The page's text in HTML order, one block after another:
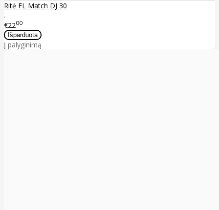
Ritė FL Match DJ 30
..
€2200
Į palyginimą